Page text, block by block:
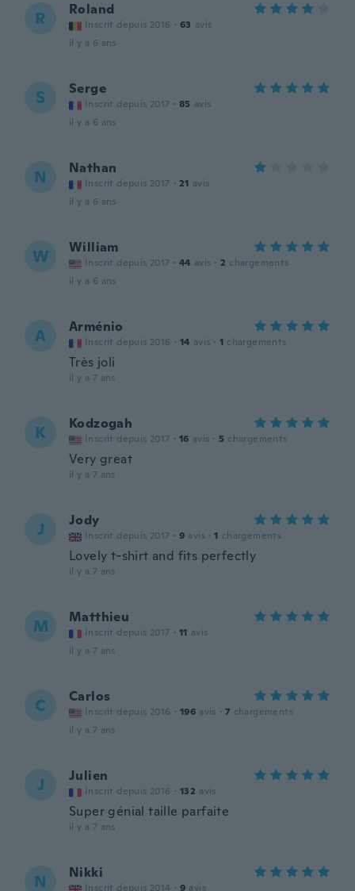
R Roland
Inscrit depuis 2016 · 63 avis
il y a 6 ans
S Serge
Inscrit depuis 2017 · 85 avis
il y a 6 ans
N Nathan
Inscrit depuis 2017 · 21 avis
il y a 6 ans
W William
Inscrit depuis 2017 · 44 avis · 2 chargements
il y a 6 ans
A Arménio
Inscrit depuis 2016 · 14 avis · 1 chargements
Très joli
il y a 7 ans
K Kodzogah
Inscrit depuis 2017 · 16 avis · 5 chargements
Very great
il y a 7 ans
J Jody
Inscrit depuis 2017 · 9 avis · 1 chargements
Lovely t-shirt and fits perfectly
il y a 7 ans
M Matthieu
Inscrit depuis 2017 · 11 avis
il y a 7 ans
C Carlos
Inscrit depuis 2016 · 196 avis · 7 chargements
il y a 7 ans
J Julien
Inscrit depuis 2016 · 132 avis
Super génial taille parfaite
il y a 7 ans
N Nikki
Inscrit depuis 2014 · 9 avis